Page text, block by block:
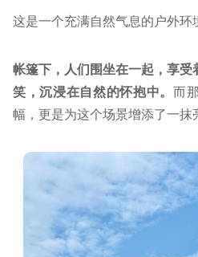
这是一个充满自然气息的户外环
帐篷下，人们围坐在一起，享
笑，沉浸在自然的怀抱中。 而
幅，更是为这个场景增添了一抹